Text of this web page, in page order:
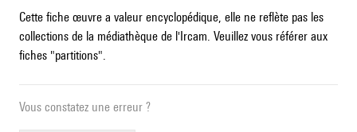
Cette fiche œuvre a valeur encyclopédique, elle ne reflète pas les
collections de la médiathèque de l'Ircam. Veuillez vous référer aux
fiches "partitions".
Vous constatez une erreur ?